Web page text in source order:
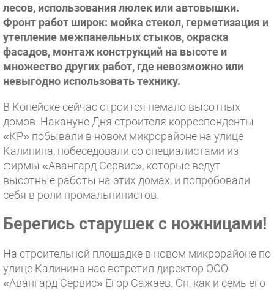
лесов, использования люлек или автовышки.
Фронт работ широк: мойка стекол, герметизация и
утепление межпанельных стыков, окраска
фасадов, монтаж конструкций на высоте и
множество других работ, где невозможно или
невыгодно использовать технику.
В Копейске сейчас строится немало высотных
домов. Накануне Дня строителя корреспонденты
«КР» побывали в новом микрорайоне на улице
Калинина, побеседовали со специалистами из
фирмы «Авангард Сервис», которые ведут
высотные работы на этих домах, и попробовали
себя в роли промальпинистов.
Берегись старушек с ножницами!
На строительной площадке в новом микрорайоне по
улице Калинина нас встретил директор ООО
«Авангард Сервис» Егор Сажаев. Он, как и семь его